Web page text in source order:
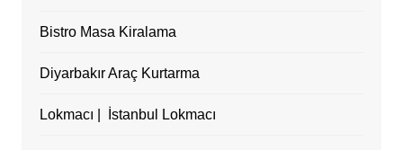
Bistro Masa Kiralama
Diyarbakır Araç Kurtarma
Lokmacı | İstanbul Lokmacı